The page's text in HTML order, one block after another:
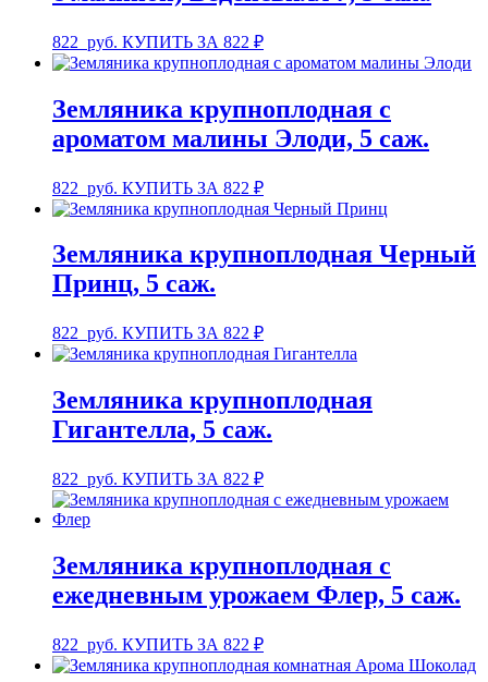
822 руб. КУПИТЬ ЗА 822 ₽
Земляника крупноплодная с
ароматом малины Элоди, 5 саж.
822 руб. КУПИТЬ ЗА 822 ₽
Земляника крупноплодная Черный
Принц, 5 саж.
822 руб. КУПИТЬ ЗА 822 ₽
Земляника крупноплодная
Гигантелла, 5 саж.
822 руб. КУПИТЬ ЗА 822 ₽
Земляника крупноплодная с
ежедневным урожаем Флер, 5 саж.
822 руб. КУПИТЬ ЗА 822 ₽